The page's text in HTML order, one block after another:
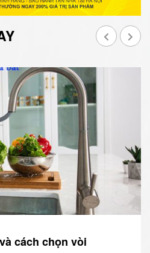
cách chọn vòi